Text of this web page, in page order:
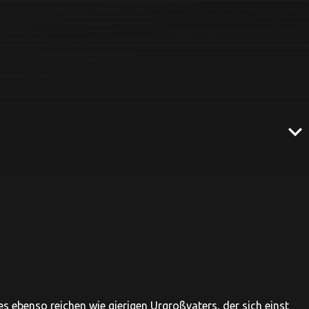
expand_more
ebenso reichen wie gierigen Urgroßvaters, der sich einst